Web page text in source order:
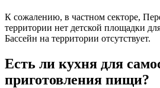
К сожалению, в частном секторе,
территории нет детской площадки
Бассейн на территории отсутствует.
Есть ли кухня для
приготовления пищи?